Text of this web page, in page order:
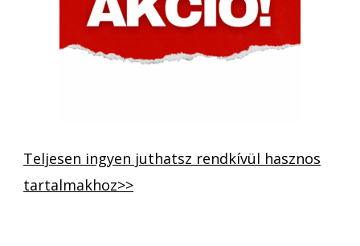
Teljesen ingyen juthatsz rendkívül hasznos
tartalmakhoz>>